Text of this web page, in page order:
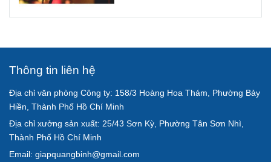
Thông tin liên hệ
Địa chỉ văn phòng Công ty: 158/3 Hoàng Hoa Thám, Phường Bảy
Hiền, Thành Phố Hồ Chí Minh
Địa chỉ xưởng sản xuất: 25/43 Sơn Kỳ, Phường Tân Sơn Nhì,
Thành Phố Hồ Chí Minh
Email: giapquangbinh@gmail.com